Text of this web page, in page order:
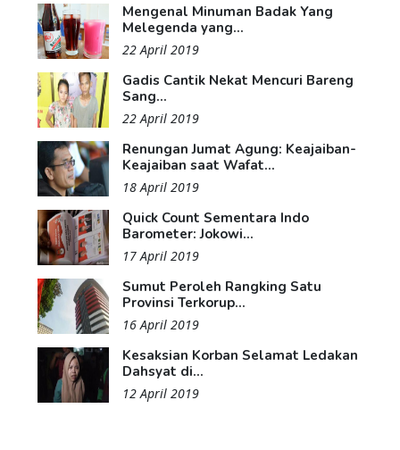
Mengenal Minuman Badak Yang
Melegenda yang...
22 April 2019
Gadis Cantik Nekat Mencuri Bareng
Sang...
22 April 2019
Renungan Jumat Agung: Keajaiban-
Keajaiban saat Wafat...
18 April 2019
Quick Count Sementara Indo
Barometer: Jokowi...
17 April 2019
Sumut Peroleh Rangking Satu
Provinsi Terkorup...
16 April 2019
Kesaksian Korban Selamat Ledakan
Dahsyat di...
12 April 2019